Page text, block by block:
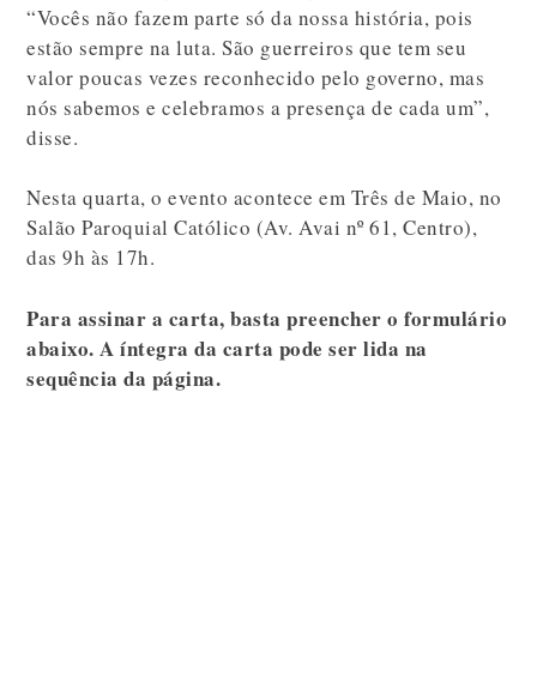
“Vocês não fazem parte só da nossa história, pois
estão sempre na luta. São guerreiros que tem seu
valor poucas vezes reconhecido pelo governo, mas
nós sabemos e celebramos a presença de cada um”,
disse.
Nesta quarta, o evento acontece em Três de Maio, no
Salão Paroquial Católico (Av. Avai nº 61, Centro),
das 9h às 17h.
Para assinar a carta, basta preencher o formulário
abaixo. A íntegra da carta pode ser lida na
sequência da página.